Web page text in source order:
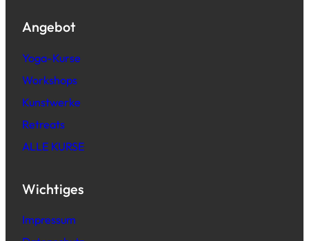
Angebot
Yoga-Kurse
Workshops
Kunstwerke
Retreats
ALLE KURSE
Wichtiges
Impressum